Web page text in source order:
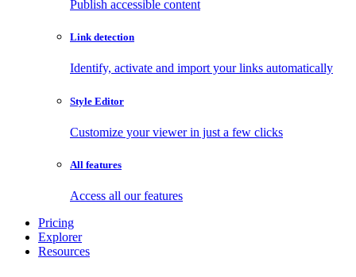
Publish accessible content
Link detection
Identify, activate and import your links automatically
Style Editor
Customize your viewer in just a few clicks
All features
Access all our features
Pricing
Explorer
Resources